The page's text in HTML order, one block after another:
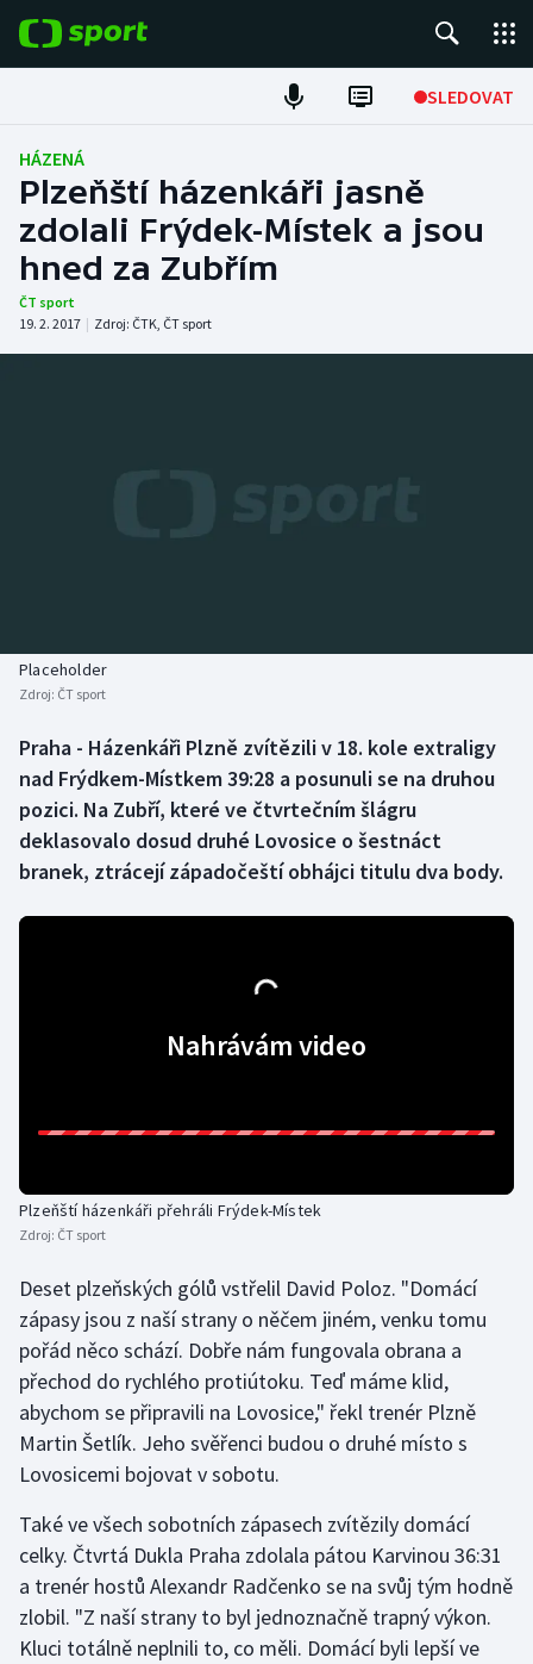
SLEDOVAT
Fotbal
Hokej
Tenis
Atletika
Biatlon
Box
Curling
Jezdectví
Judo
Krasobruslení
Lezení
Lyže a snowboard
Moderní pětiboj
Motorsport
Olympijské hry
Aplikace ČT sport
HÁZENÁ
Plzeňští házenkáři jasně
zdolali Frýdek-Místek a jsou
hned za Zubřím
ČT sport
19. 2. 2017 | Zdroj: ČTK, ČT sport
Placeholder
Zdroj: ČT sport
Praha - Házenkáři Plzně zvítězili v 18. kole extraligy
nad Frýdkem-Místkem 39:28 a posunuli se na druhou
pozici. Na Zubří, které ve čtvrtečním šlágru
deklasovalo dosud druhé Lovosice o šestnáct
branek, ztrácejí západočeští obhájci titulu dva body.
Nahrávám video
Plzeňští házenkáři přehráli Frýdek-Místek
Zdroj: ČT sport
Deset plzeňských gólů vstřelil David Poloz. "Domácí
zápasy jsou z naší strany o něčem jiném, venku tomu
pořád něco schází. Dobře nám fungovala obrana a
přechod do rychlého protiútoku. Teď máme klid,
abychom se připravili na Lovosice," řekl trenér Plzně
Martin Šetlík. Jeho svěřenci budou o druhé místo s
Lovosicemi bojovat v sobotu.
Také ve všech sobotních zápasech zvítězily domácí
celky. Čtvrtá Dukla Praha zdolala pátou Karvinou 36:31
a trenér hostů Alexandr Radčenko se na svůj tým hodně
zlobil. "Z naší strany to byl jednoznačně trapný výkon.
Kluci totálně neplnili to, co měli. Domácí byli lepší ve